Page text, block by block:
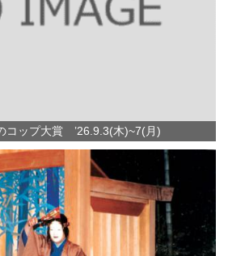
コップ大賞 ’26.9.3(木)~7(月)